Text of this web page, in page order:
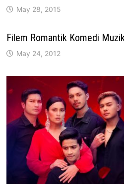
May 28, 2015
Filem Romantik Komedi
May 24, 2012